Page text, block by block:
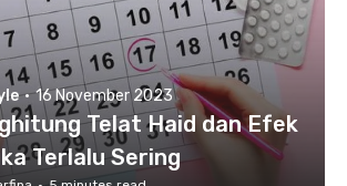
· 16 November 2023
Telat Haid dan Efek
Terlalu Sering